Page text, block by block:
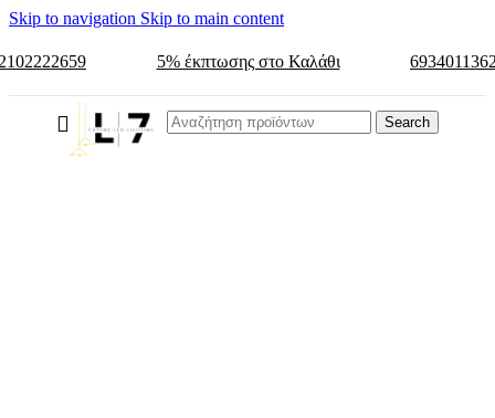
Skip to navigation Skip to main content
5% έκπτωσης στο Καλάθι
Search